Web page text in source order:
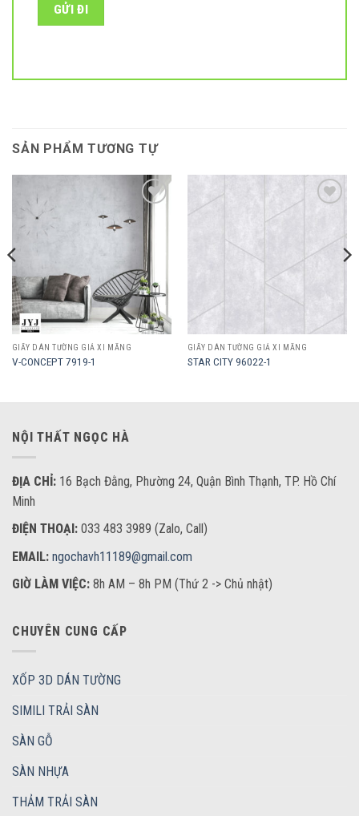
SẢN PHẨM TƯƠNG TỰ
Add to
wishlist
GIẤY DÁN TƯỜNG GIẢ XI MĂNG
V-CONCEPT 7919-1
GIẤY DÁN TƯỜNG GIẢ XI MĂNG
STAR CITY 96022-1
NỘI THẤT NGỌC HÀ
ĐỊA CHỈ: 16 Bạch Đằng, Phường 24, Quận Bình Thạnh, TP. Hồ Chí
Minh
ĐIỆN THOẠI: 033 483 3989 (Zalo, Call)
EMAIL: ngochavh11189@gmail.com
GIỜ LÀM VIỆC: 8h AM – 8h PM (Thứ 2 -> Chủ nhật)
CHUYÊN CUNG CẤP
XỐP 3D DÁN TƯỜNG
SIMILI TRẢI SÀN
SÀN GỖ
SÀN NHỰA
THẢM TRẢI SÀN